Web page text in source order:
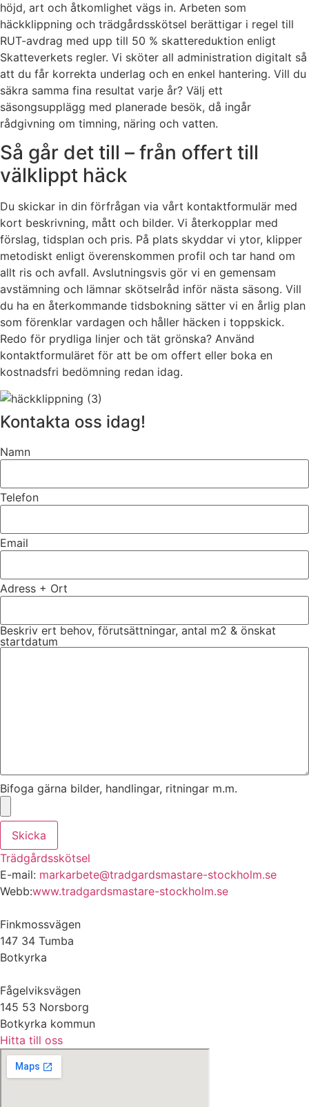
höjd, art och åtkomlighet vägs in. Arbeten som
häckklippning och trädgårdsskötsel berättigar i regel till
RUT-avdrag med upp till 50 % skattereduktion enligt
Skatteverkets regler. Vi sköter all administration digitalt så
att du får korrekta underlag och en enkel hantering. Vill du
säkra samma fina resultat varje år? Välj ett
säsongsupplägg med planerade besök, då ingår
rådgivning om timning, näring och vatten.
Så går det till – från offert till
välklippt häck
Du skickar in din förfrågan via vårt kontaktformulär med
kort beskrivning, mått och bilder. Vi återkopplar med
förslag, tidsplan och pris. På plats skyddar vi ytor, klipper
metodiskt enligt överenskommen profil och tar hand om
allt ris och avfall. Avslutningsvis gör vi en gemensam
avstämning och lämnar skötselråd inför nästa säsong. Vill
du ha en återkommande tidsbokning sätter vi en årlig plan
som förenklar vardagen och håller häcken i toppskick.
Redo för prydliga linjer och tät grönska? Använd
kontaktformuläret för att be om offert eller boka en
kostnadsfri bedömning redan idag.
Kontakta oss idag!
Namn
Telefon
Email
Adress + Ort
Beskriv ert behov, förutsättningar, antal m2 & önskat
startdatum
Bifoga gärna bilder, handlingar, ritningar m.m.
Skicka
Trädgårdsskötsel
E-mail: markarbete@tradgardsmastare-stockholm.se
Webb:www.tradgardsmastare-stockholm.se
Finkmossvägen
147 34 Tumba
Botkyrka
Fågelviksvägen
145 53 Norsborg
Botkyrka kommun
Hitta till oss